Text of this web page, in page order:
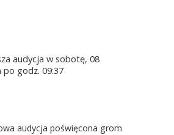
audycja w sobotę, 08
po godz. 09:37
audycja poświęcona grom